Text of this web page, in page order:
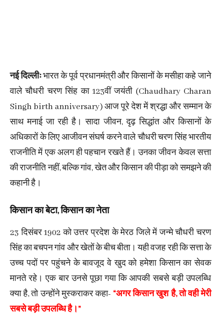
नई दिल्लीःभारत के पूर्व प्रधानमंत्री और किसानों के मसीहा कहे जाने
वाले चौधरी चरण सिंह का 123वीं जयंती (Chaudhary Charan
Singh birth anniversary) आज पूरे देश में श्रद्धा और सम्मान के
साथ मनाई जा रही है। सादा जीवन, दृढ़ सिद्धांत और किसानों के
अधिकारों के लिए आजीवन संघर्ष करने वाले चौधरी चरण सिंह भारतीय
राजनीति में एक अलग ही पहचान रखते हैं। उनका जीवन केवल सत्ता
की राजनीति नहीं, बल्कि गांव, खेत और किसान की पीड़ा को समझने की
कहानी है।
किसान का बेटा, किसान का नेता
23 दिसंबर 1902 को उत्तर प्रदेश के मेरठ जिले में जन्मे चौधरी चरण
सिंह का बचपन गांव और खेतों के बीच बीता। यही वजह रही कि सत्ता के
उच्च पदों पर पहुंचने के बावजूद वे खुद को हमेशा किसान का सेवक
मानते रहे। एक बार उनसे पूछा गया कि आपकी सबसे बड़ी उपलब्धि
क्या है, तो उन्होंने मुस्कराकर कहा- “अगर किसान खुश है, तो वही मेरी
सबसे बड़ी उपलब्धि है।”